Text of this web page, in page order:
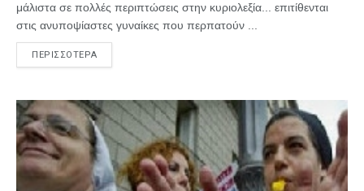
μάλιστα σε πολλές περιπτώσεις στην κυριολεξία... επιτίθενται
στις ανυποψίαστες γυναίκες που περπατούν ...
ΠΕΡΙΣΣΟΤΕΡΑ